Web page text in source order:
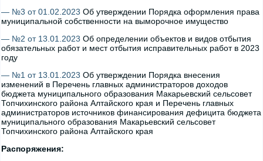
— №3 от 01.02.2023 Об утверждении Порядка оформления права
муниципальной собственности на выморочное имущество
— №2 от 13.01.2023 Об определении объектов и видов отбытия
обязательных работ и мест отбытия исправительных работ в 2023
году
— №1 от 13.01.2023 Об утверждении Порядка внесения
изменений в Перечень главных администраторов доходов
бюджета муниципального образования Макарьевский сельсовет
Топчихинского района Алтайского края и Перечень главных
администраторов источников финансирования дефицита бюджета
муниципального образования Макарьевский сельсовет
Топчихинского района Алтайского края
Распоряжения: